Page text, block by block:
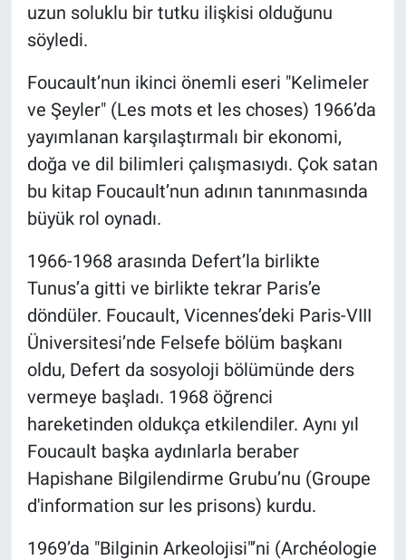
uzun soluklu bir tutku ilişkisi olduğunu
söyledi.
Foucault’nun ikinci önemli eseri "Kelimeler
ve Şeyler" (Les mots et les choses) 1966’da
yayımlanan karşılaştırmalı bir ekonomi,
doğa ve dil bilimleri çalışmasıydı. Çok satan
bu kitap Foucault’nun adının tanınmasında
büyük rol oynadı.
1966-1968 arasında Defert’la birlikte
Tunus’a gitti ve birlikte tekrar Paris’e
döndüler. Foucault, Vicennes’deki Paris-VIII
Üniversitesi’nde Felsefe bölüm başkanı
oldu, Defert da sosyoloji bölümünde ders
vermeye başladı. 1968 öğrenci
hareketinden oldukça etkilendiler. Aynı yıl
Foucault başka aydınlarla beraber
Hapishane Bilgilendirme Grubu’nu (Groupe
d'information sur les prisons) kurdu.
1969’da "Bilginin Arkeolojisi"’ni (Archéologie